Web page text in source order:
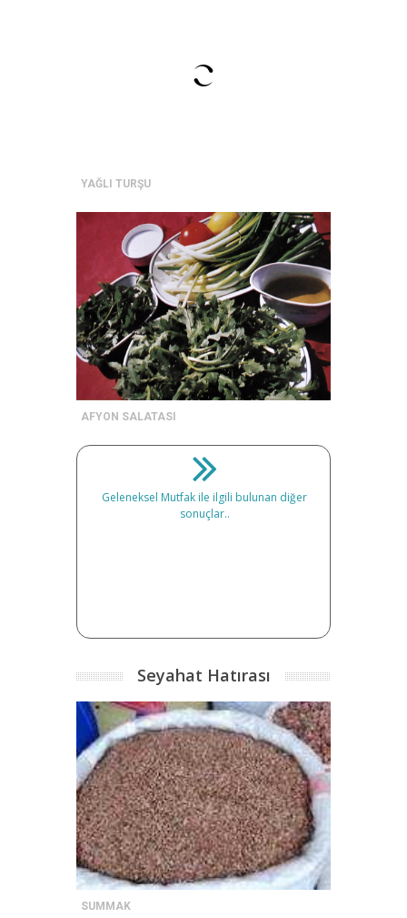
YAĞLI TURŞU
AFYON SALATASI
Geleneksel Mutfak ile ilgili bulunan diğer
sonuçlar..
Seyahat Hatırası
SUMMAK